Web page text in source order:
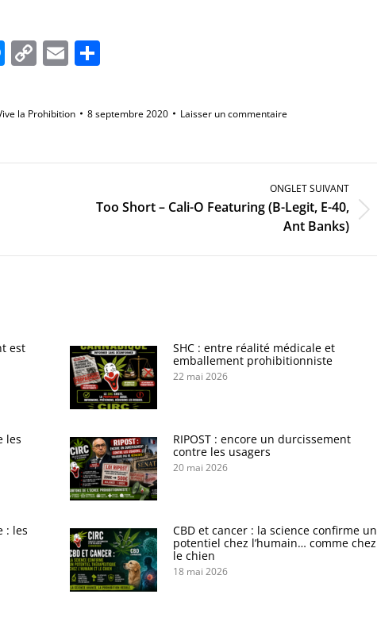
Messenger
Copy
Link
Email
la Prohibition 8 septembre 2020 Laisser un commentaire
ONGLET SUIVANT
OngletToo Short – Cali-O Featuring (B-Legit, E-40,
Ant Banks)
est
SHC : entre réalité médicale et
emballement prohibitionniste
22 mai 2026
les
RIPOST : encore un durcissement
contre les usagers
20 mai 2026
: les
CBD et cancer : la science confirme un
potentiel chez l’humain… comme chez
le chien
18 mai 2026